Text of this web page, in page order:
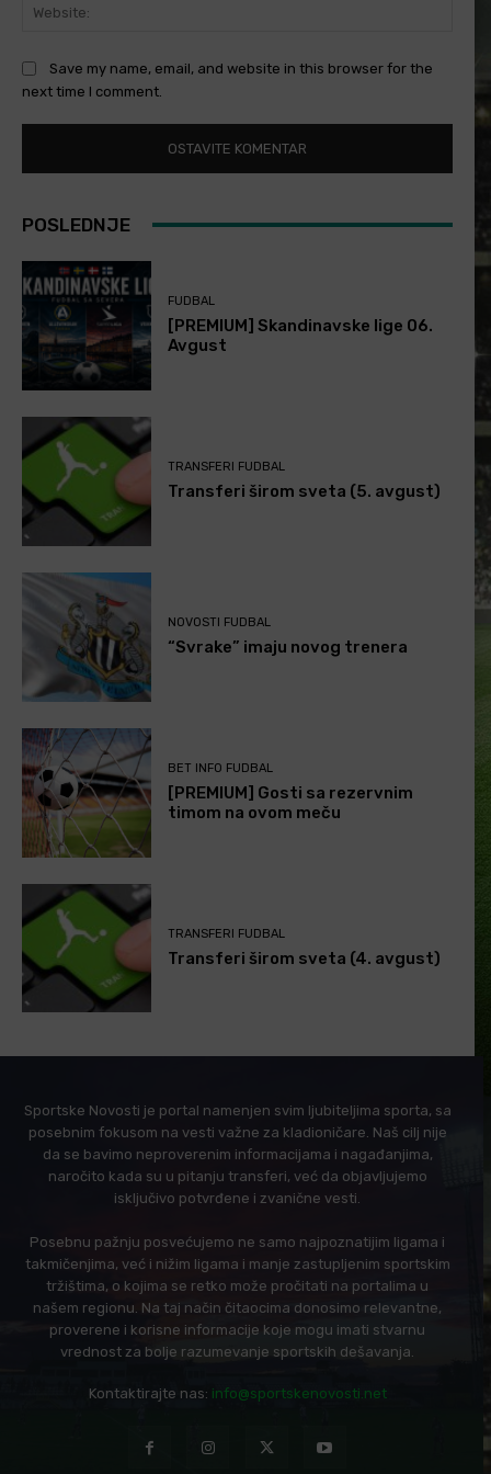
Save my name, email, and website in this browser for the
next time I comment.
POSLEDNJE
FUDBAL
[PREMIUM] Skandinavske lige 06.
Avgust
TRANSFERI FUDBAL
Transferi širom sveta (5. avgust)
NOVOSTI FUDBAL
“Svrake” imaju novog trenera
BET INFO FUDBAL
[PREMIUM] Gosti sa rezervnim
timom na ovom meču
TRANSFERI FUDBAL
Transferi širom sveta (4. avgust)
Sportske Novosti je portal namenjen svim ljubiteljima sporta, sa
posebnim fokusom na vesti važne za kladioničare. Naš cilj nije
da se bavimo neproverenim informacijama i nagađanjima,
naročito kada su u pitanju transferi, već da objavljujemo
isključivo potvrđene i zvanične vesti.
Posebnu pažnju posvećujemo ne samo najpoznatijim ligama i
takmičenjima, već i nižim ligama i manje zastupljenim sportskim
tržištima, o kojima se retko može pročitati na portalima u
našem regionu. Na taj način čitaocima donosimo relevantne,
proverene i korisne informacije koje mogu imati stvarnu
vrednost za bolje razumevanje sportskih dešavanja.
Kontaktirajte nas: info@sportskenovosti.net